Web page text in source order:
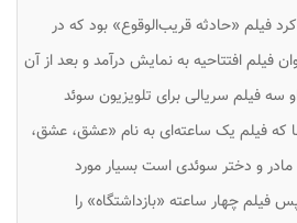
فیلم «حادثه قریب‌الوقوع» بود که در
فیلم افتتاحیه به نمایش درآمد و بعد از آن
سه فیلم سریالی برای تلویزیون سوئد
که فیلم یک ساعته‌ای به نام «عشق، عشق،
و دختر سوئدی است بسیار مورد
فیلم چهار ساعته «بازداشتگاه» را